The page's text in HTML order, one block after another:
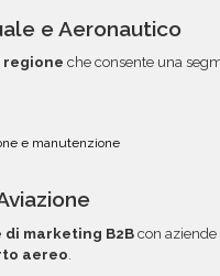
e Aeronautico
regione che consente una
e manutenzione
di marketing B2Bcon aziende
aereo